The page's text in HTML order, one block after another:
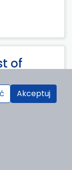
of
Akceptuj